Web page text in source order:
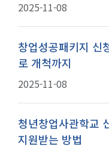
2025-11-08
창업성공패키지 신
로 개척까지
2025-11-08
청년창업사관학교
지원받는 방법